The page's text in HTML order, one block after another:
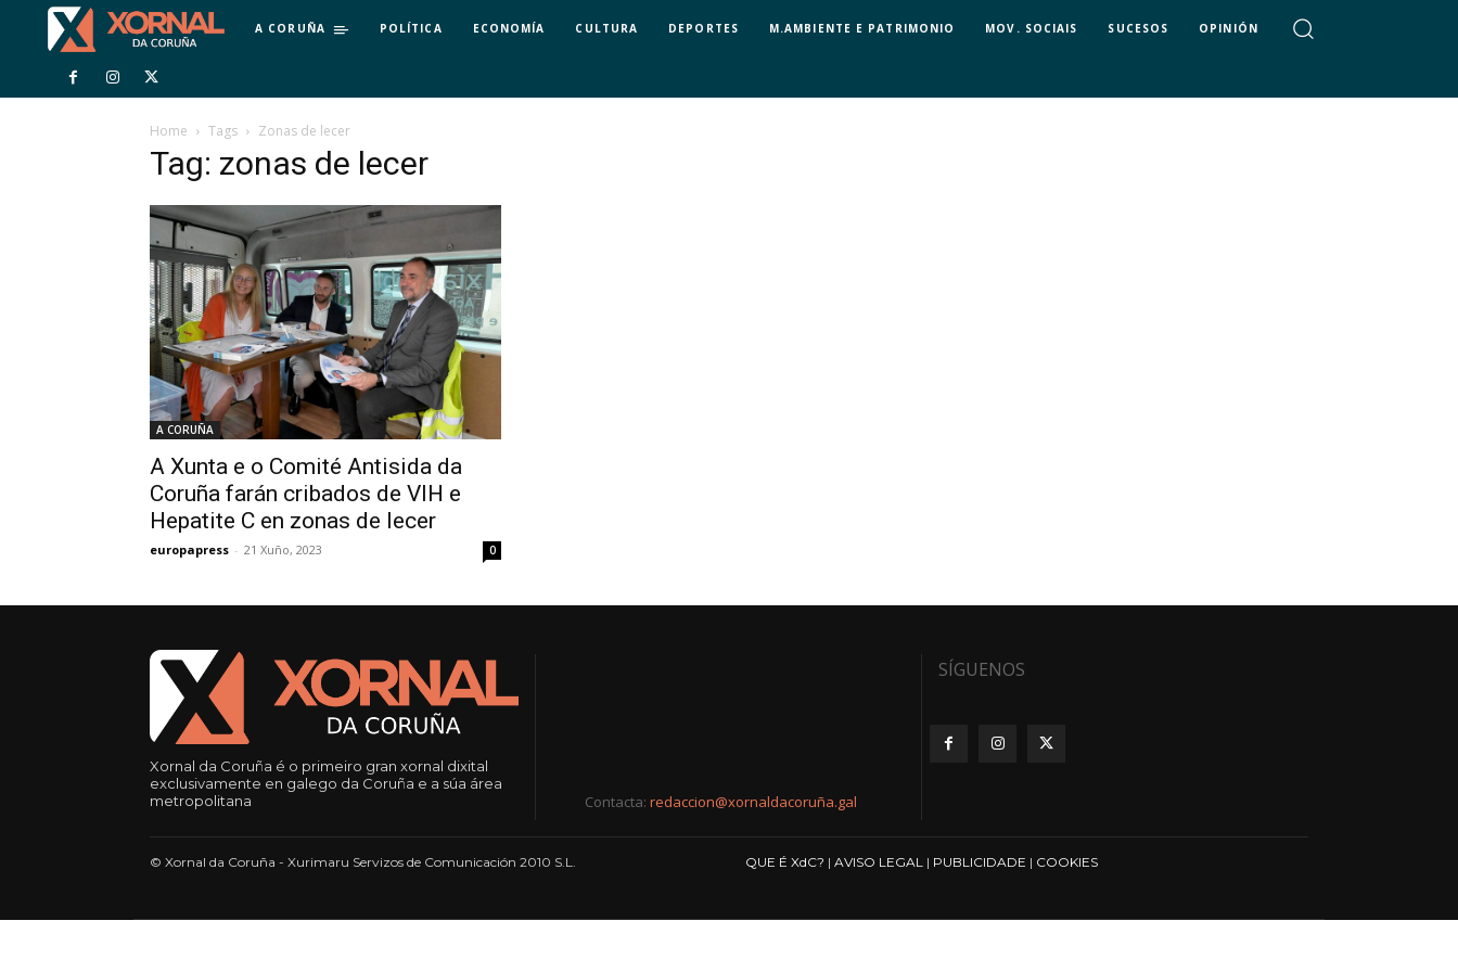
A CORUÑA POLÍTICA ECONOMÍA CULTURA DEPORTES M.AMBIENTE E PATRIMONIO MOV. SOCIAIS SUCESOS OPINIÓN
Home Tags Zonas de lecer
Tag: zonas de lecer
A CORUÑA
A Xunta e o Comité Antisida da
Coruña farán cribados de VIH e
Hepatite C en zonas de lecer
europapress - 21 Xuño, 2023 0
Xornal da Coruña é o primeiro gran xornal dixital
exclusivamente en galego da Coruña e a súa área
metropolitana
Contacta: redaccion@xornaldacoruña.gal
SÍGUENOS
© Xornal da Coruña - Xurimaru Servizos de Comunicación 2010 S.L. QUE É XdC? | AVISO LEGAL | PUBLICIDADE | COOKIES